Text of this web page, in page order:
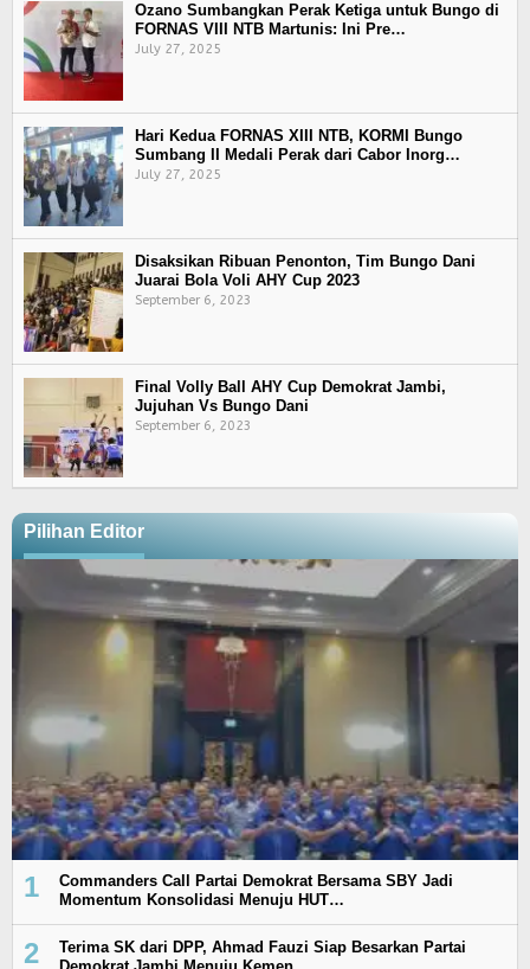
Ozano Sumbangkan Perak Ketiga untuk Bungo di
FORNAS VIII NTB Martunis: Ini Pre…
July 27, 2025
Hari Kedua FORNAS XIII NTB, KORMI Bungo
Sumbang II Medali Perak dari Cabor Inorg…
July 27, 2025
Disaksikan Ribuan Penonton, Tim Bungo Dani
Juarai Bola Voli AHY Cup 2023
September 6, 2023
Final Volly Ball AHY Cup Demokrat Jambi,
Jujuhan Vs Bungo Dani
September 6, 2023
Pilihan Editor
1
Commanders Call Partai Demokrat Bersama SBY Jadi
Momentum Konsolidasi Menuju HUT…
2
Terima SK dari DPP, Ahmad Fauzi Siap Besarkan Partai